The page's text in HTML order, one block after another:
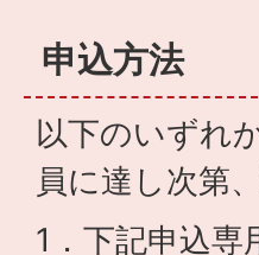
申込方法
以下のいずれ
員に達し次第
1．下記申込